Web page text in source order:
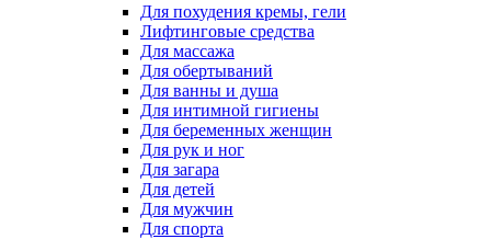
Для похудения кремы, гели
Лифтинговые средства
Для массажа
Для обертываний
Для ванны и душа
Для интимной гигиены
Для беременных женщин
Для рук и ног
Для загара
Для детей
Для мужчин
Для спорта